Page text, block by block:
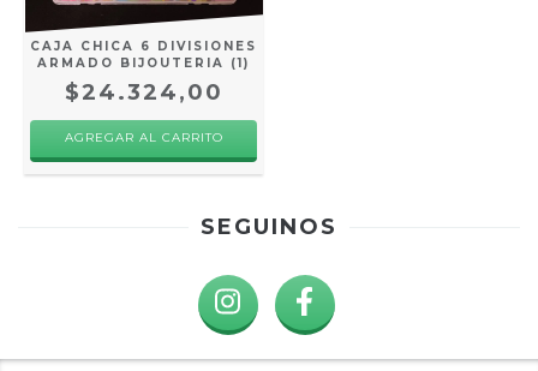
CAJA CHICA 6 DIVISIONES
ARMADO BIJOUTERIA (1)
$24.324,00
SEGUINOS